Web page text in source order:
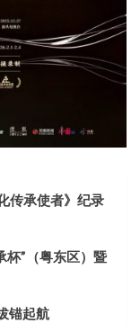
传承使者》纪录
”（粤东区）暨
锚起航